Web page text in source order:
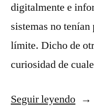
digitalmente e
sistemas no
límite. Dicho de
curiosidad de
Seguir leyendo